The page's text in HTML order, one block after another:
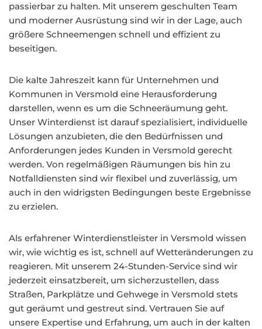
passierbar zu halten. Mit unserem geschulten Team
und moderner Ausrüstung sind wir in der Lage, auch
größere Schneemengen schnell und effizient zu
beseitigen.
Die kalte Jahreszeit kann für Unternehmen und
Kommunen in Versmold eine Herausforderung
darstellen, wenn es um die Schneeräumung geht.
Unser Winterdienst ist darauf spezialisiert, individuelle
Lösungen anzubieten, die den Bedürfnissen und
Anforderungen jedes Kunden in Versmold gerecht
werden. Von regelmäßigen Räumungen bis hin zu
Notfalldiensten sind wir flexibel und zuverlässig, um
auch in den widrigsten Bedingungen beste Ergebnisse
zu erzielen.
Als erfahrener Winterdienstleister in Versmold wissen
wir, wie wichtig es ist, schnell auf Wetteränderungen zu
reagieren. Mit unserem 24-Stunden-Service sind wir
jederzeit einsatzbereit, um sicherzustellen, dass
Straßen, Parkplätze und Gehwege in Versmold stets
gut geräumt und gestreut sind. Vertrauen Sie auf
unsere Expertise und Erfahrung, um auch in der kalten